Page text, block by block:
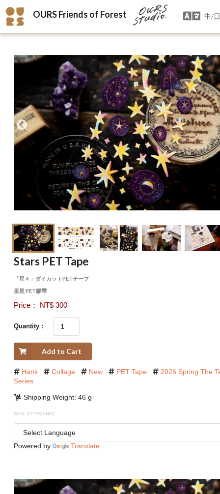
OURS Friends of Forest 中/
Stars PET Tape
「星々」ダイカットPETテープ
星星 PET膠帶
Price： NT$ 300
Quantity：
Add to Cart
Hank Collage New PET Tape
2026 Spring The
Series
Shipping Weight: 46 g
SKU: PTTR20H02
Powered by Translate